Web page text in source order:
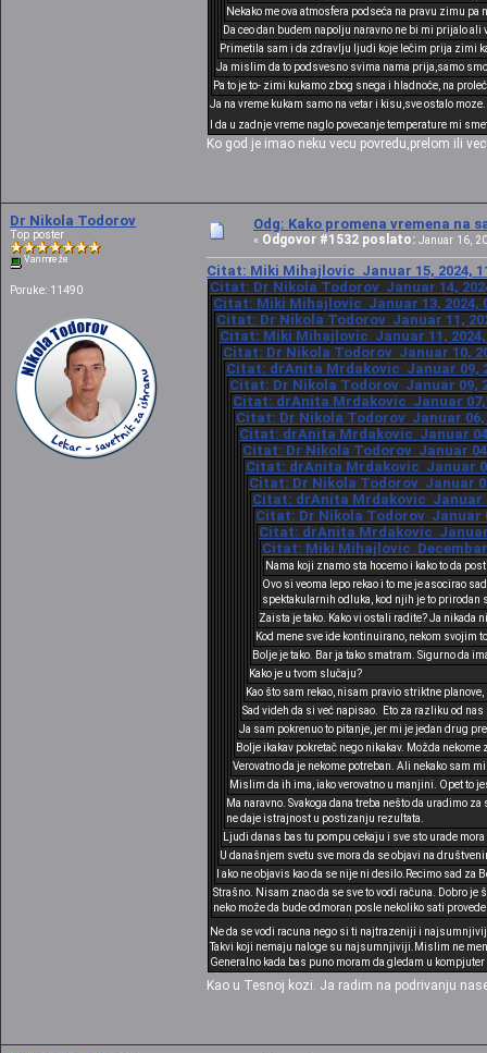
Nekako me ova atmosfera podseća na pravu zimu
Da ceo dan budem napolju naravno ne bi mi prijalo
Primetila sam i da zdravlju ljudi koje lečim prija zimi
Ja mislim da to podsvesno svima nama prija,samo
Pa to je to- zimi kukamo zbog snega i hladnoće, na
Ja na vreme kukam samo na vetar i kisu,sve ostalo
I da u zadnje vreme naglo povecanje temperature mi
Ko god je imao neku vecu povredu,prelom ili
Dr Nikola Todorov
Top poster
Van mreže
Poruke: 11490
Odg: Kako promena vremena na
« Odgovor #1532 poslato: Januar 16,
Citat: Miki Mihajlovic Januar 15, 2024,
Citat: Dr Nikola Todorov Januar 14,
Citat: Miki Mihajlovic Januar 13, 2024,
Citat: Dr Nikola Todorov Januar 11,
Citat: Miki Mihajlovic Januar 11, 2024,
Citat: Dr Nikola Todorov Januar 10,
Citat: drAnita Mrdakovic Januar 09,
Citat: Dr Nikola Todorov Januar 09,
Citat: drAnita Mrdakovic Januar 07,
Citat: Dr Nikola Todorov Januar 06,
Citat: drAnita Mrdakovic Januar 04,
Citat: Dr Nikola Todorov Januar
Citat: drAnita Mrdakovic Januar
Citat: Dr Nikola Todorov Januar
Citat: drAnita Mrdakovic Januar
Citat: Dr Nikola Todorov Januar
Citat: drAnita Mrdakovic Januar
Citat: Miki Mihajlovic Decembar
Nama koji znamo sta hocemo i kako to da
Ovo si veoma lepo rekao i to me je asocirao
spektakularnih odluka, kod njih je to prirodan
Zaista je tako. Kako vi ostali radite? Ja
Kod mene sve ide kontinuirano, nekom svojim
Bolje je tako. Bar ja tako smatram. Sigurno da
Kako je u tvom slučaju?
Kao što sam rekao, nisam pravio striktne
Sad videh da si već napisao. Eto za razliku od
Ja sam pokrenuo to pitanje, jer mi je jedan drug
Bolje ikakav pokretač nego nikakav. Možda
Verovatno da je nekome potreban. Ali nekako sam
Mislim da ih ima, iako verovatno u manjini. Opet to
Ma naravno. Svakoga dana treba nešto da uradimo
ne daje istrajnost u postizanju rezultata.
Ljudi danas bas tu pompu cekaju i sve sto urade
U današnjem svetu sve mora da se objavi na
I ako ne objavis kao da se nije ni desilo.Recimo sad
Strašno. Nisam znao da se sve to vodi računa. Dobro
neko može da bude odmoran posle nekoliko sati
Ne da se vodi racuna nego si ti najtrazeniji i
Takvi koji nemaju naloge su najsumnjiviji.Mislim ne
Generalno kada bas puno moram da gledam u
Kao u Tesnoj kozi. Ja radim na podrivanju